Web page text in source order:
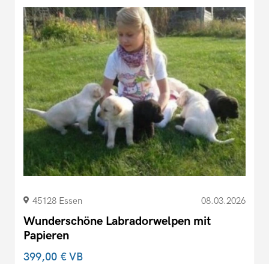
45128 Essen 08.03.2026
Wunderschöne Labradorwelpen mit
Papieren
399,00 €VB